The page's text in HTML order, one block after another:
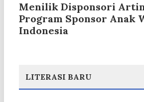
Menilik Disponsori
Program Sponsor Anak
Indonesia
LITERASI BARU